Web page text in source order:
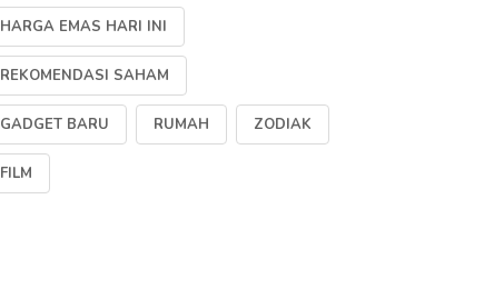
HARGA EMAS HARI INI
REKOMENDASI SAHAM
GADGET BARU RUMAH ZODIAK
FILM